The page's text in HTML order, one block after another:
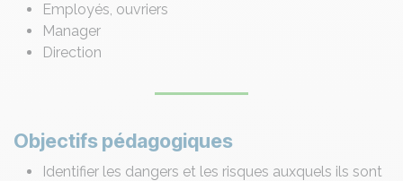
Employés, ouvriers
Manager
Direction
Objectifs pédagogiques
Identifier les dangers et les risques auxquels ils sont